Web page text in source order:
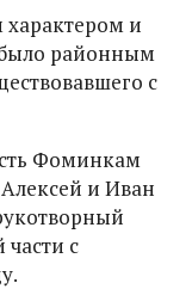
и
было районным
с
Фоминкам
и Иван
с